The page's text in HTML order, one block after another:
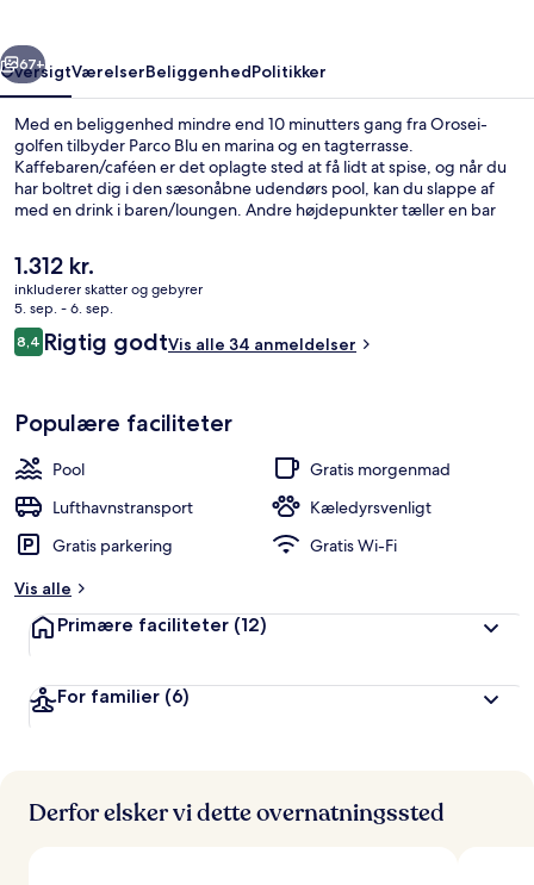
Næste
67+
OversigtVærelserBeliggenhedPolitikker
Med en beliggenhed mindre end 10 minutters gang fra Orosei-
golfen tilbyder Parco Blu en marina og en tagterrasse.
Kaffebaren/caféen er det oplagte sted at få lidt at spise, og når du
har boltret dig i den sæsonåbne udendørs pool, kan du slappe af
med en drink i baren/loungen. Andre højdepunkter tæller en bar
Den
nuværende
pris
er
1.312 kr.
1.312 kr.
inkluderer skatter og gebyrer
5. sep. - 6. sep.
Anmeldelser
8,48,4 ud af 10.
Rigtig godtVis alle 34 anmeldelser
Populære faciliteter
Pool
Gratis morgenmad
Lufthavnstransport
Kæledyrsvenligt
Gratis parkering
Gratis Wi-Fi
Vis alle
Primære faciliteter (12)
For familier (6)
Derfor elsker vi dette overnatningssted